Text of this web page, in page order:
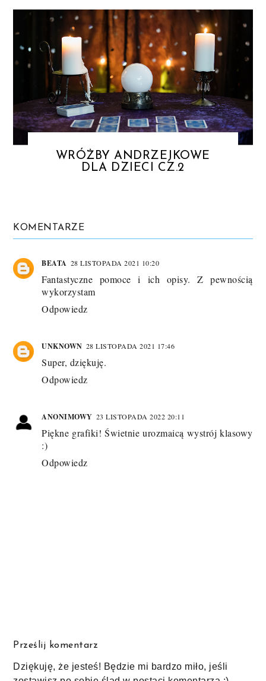
WRÓŻBY ANDRZEJKOWE
DLA DZIECI CZ.2
KOMENTARZE
BEATA 28 LISTOPADA 2021 10:20
Fantastyczne pomoce i ich opisy. Z pewnością
wykorzystam
Odpowiedz
UNKNOWN 28 LISTOPADA 2021 17:46
Super, dziękuję.
Odpowiedz
ANONIMOWY 23 LISTOPADA 2022 20:11
Piękne grafiki! Świetnie urozmaicą wystrój klasowy
:)
Odpowiedz
Prześlij komentarz
Dziękuję, że jesteś! Będzie mi bardzo miło, jeśli